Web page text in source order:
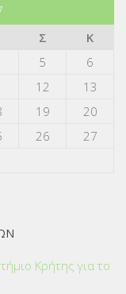
Σ
Κ
5
6
12
13
19
20
26
27
Κρήτης για το